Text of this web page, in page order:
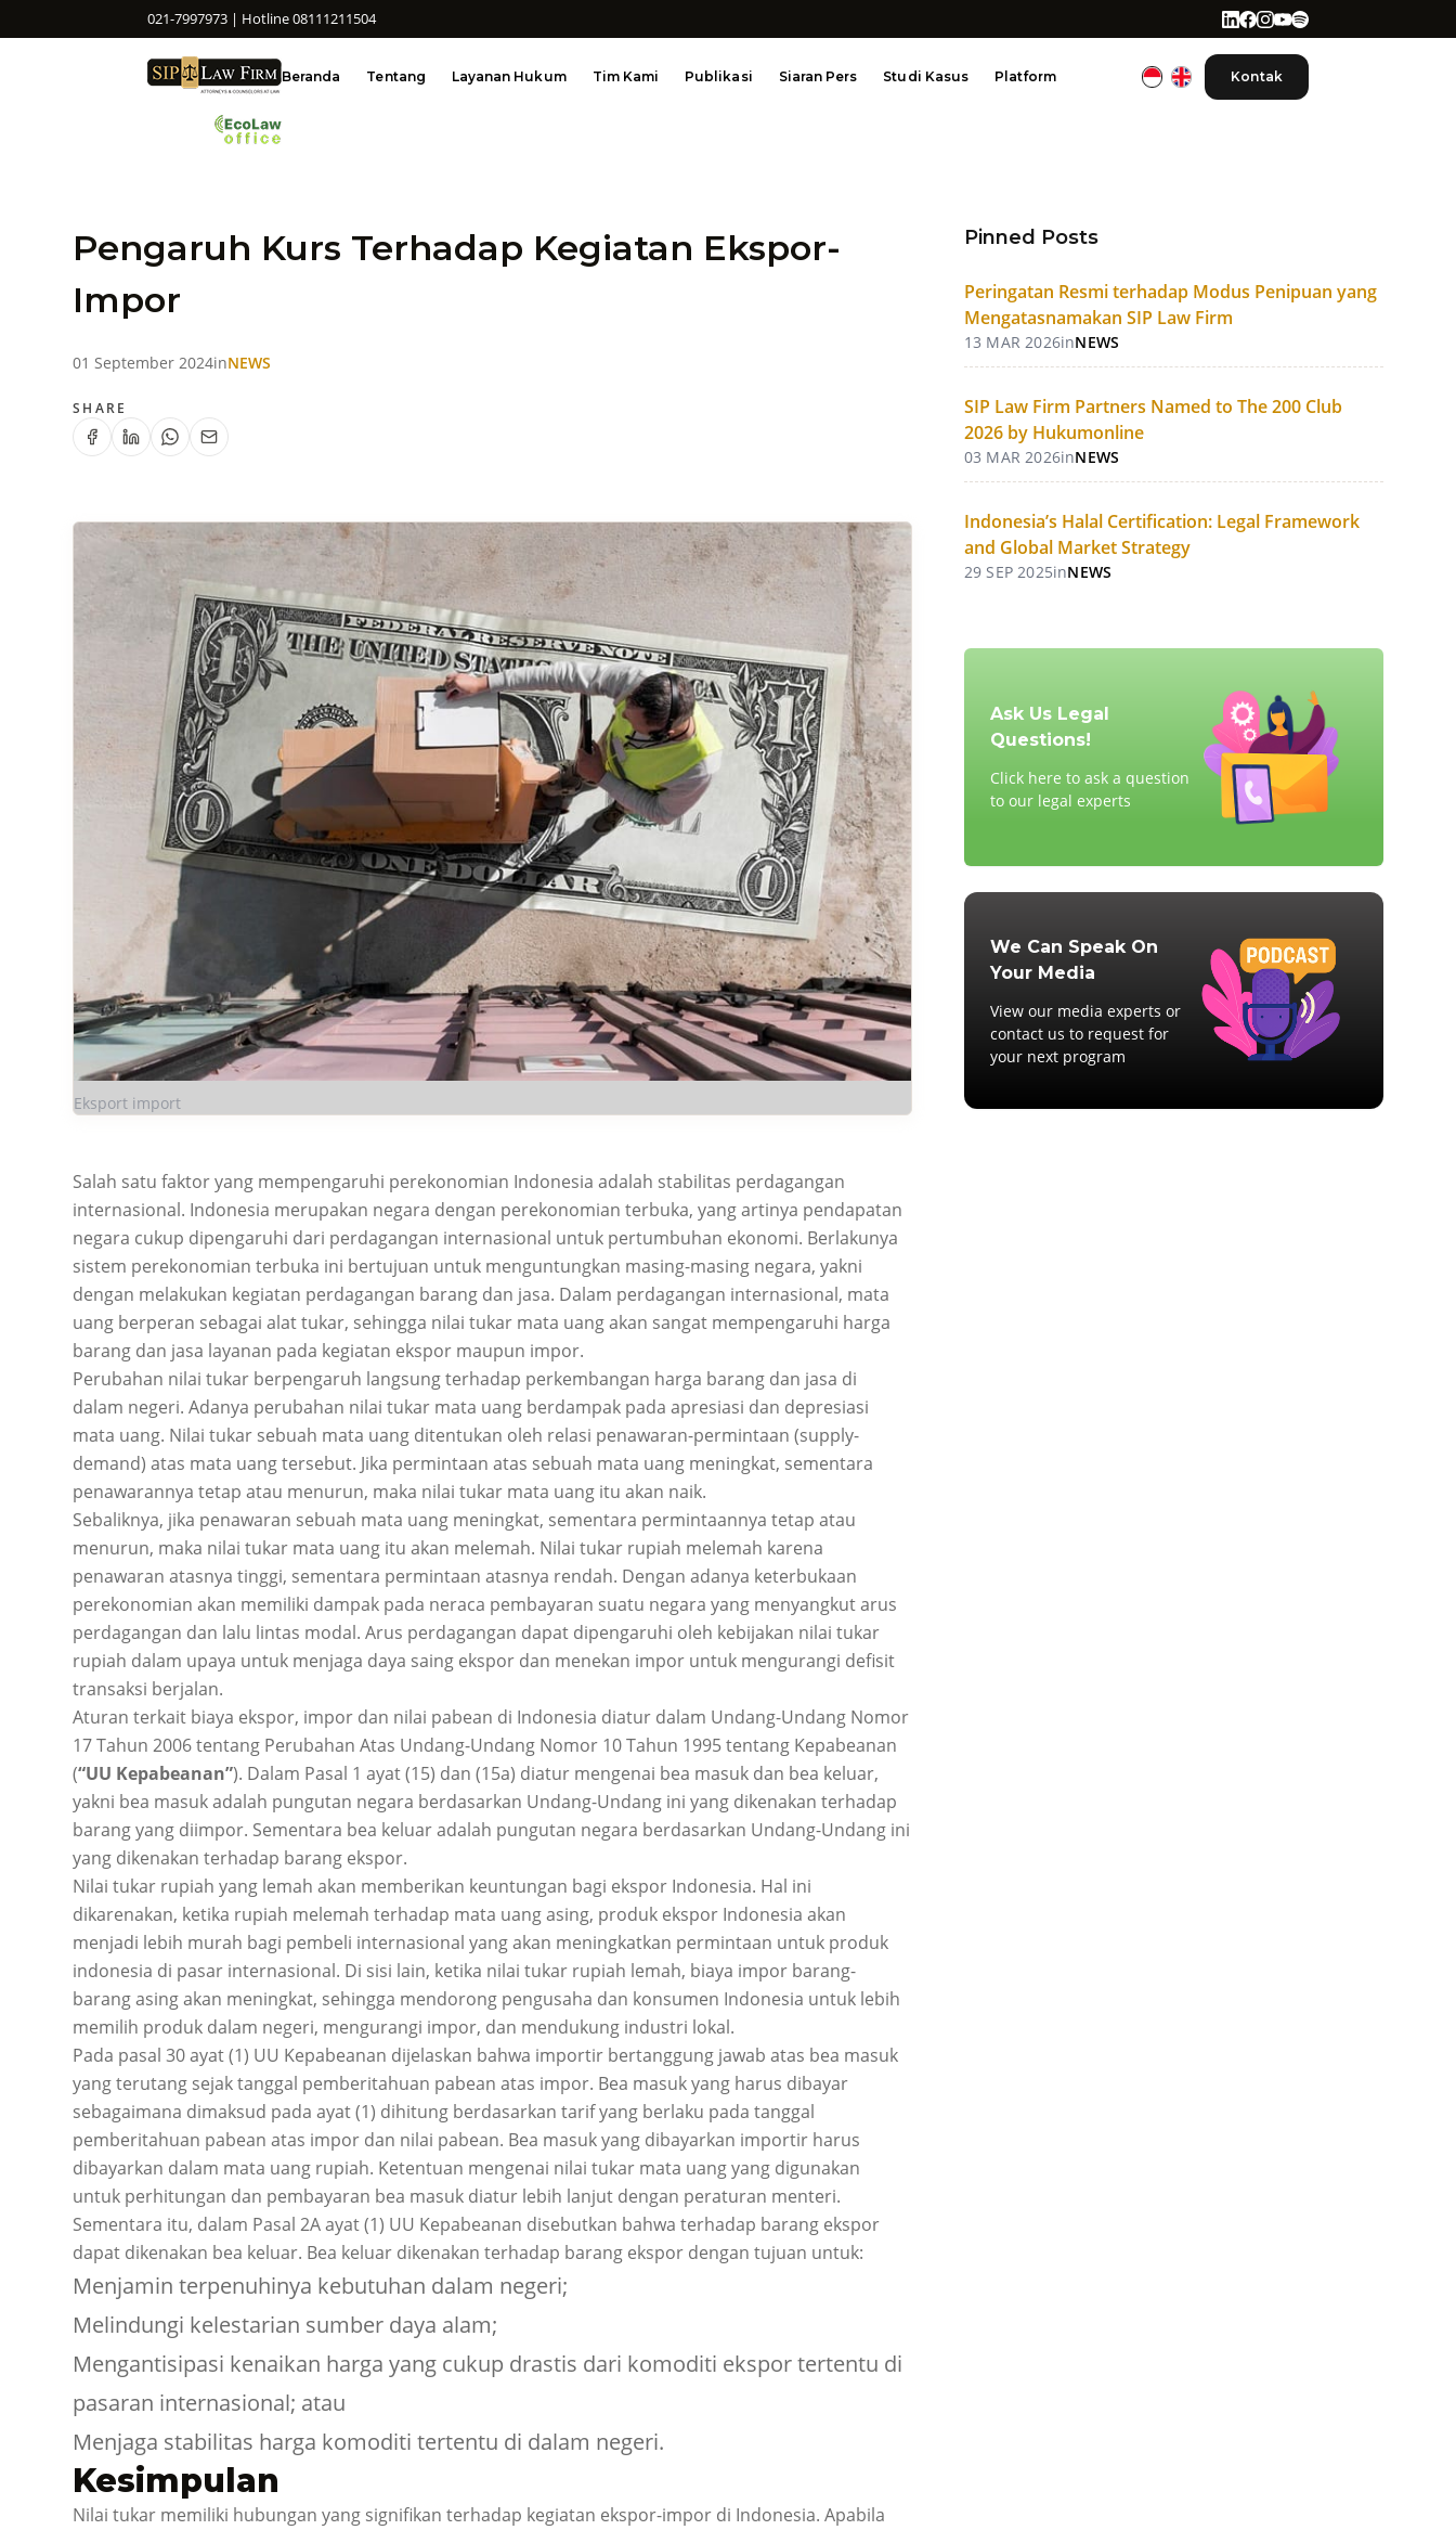
021-7997973 | Hotline 08111211504
Beranda Tentang Layanan Hukum Tim Kami Publikasi Siaran Pers Studi Kasus Platform Kontak
Pengaruh Kurs Terhadap Kegiatan Ekspor-
Impor
01 September 2024inNEWS
SHARE
Eksport import
Salah satu faktor yang mempengaruhi perekonomian Indonesia adalah stabilitas perdagangan
internasional. Indonesia merupakan negara dengan perekonomian terbuka, yang artinya pendapatan
negara cukup dipengaruhi dari perdagangan internasional untuk pertumbuhan ekonomi. Berlakunya
sistem perekonomian terbuka ini bertujuan untuk menguntungkan masing-masing negara, yakni
dengan melakukan kegiatan perdagangan barang dan jasa. Dalam perdagangan internasional, mata
uang berperan sebagai alat tukar, sehingga nilai tukar mata uang akan sangat mempengaruhi harga
barang dan jasa layanan pada kegiatan ekspor maupun impor.
Perubahan nilai tukar berpengaruh langsung terhadap perkembangan harga barang dan jasa di
dalam negeri. Adanya perubahan nilai tukar mata uang berdampak pada apresiasi dan depresiasi
mata uang. Nilai tukar sebuah mata uang ditentukan oleh relasi penawaran-permintaan (supply-
demand) atas mata uang tersebut. Jika permintaan atas sebuah mata uang meningkat, sementara
penawarannya tetap atau menurun, maka nilai tukar mata uang itu akan naik.
Sebaliknya, jika penawaran sebuah mata uang meningkat, sementara permintaannya tetap atau
menurun, maka nilai tukar mata uang itu akan melemah. Nilai tukar rupiah melemah karena
penawaran atasnya tinggi, sementara permintaan atasnya rendah. Dengan adanya keterbukaan
perekonomian akan memiliki dampak pada neraca pembayaran suatu negara yang menyangkut arus
perdagangan dan lalu lintas modal. Arus perdagangan dapat dipengaruhi oleh kebijakan nilai tukar
rupiah dalam upaya untuk menjaga daya saing ekspor dan menekan impor untuk mengurangi defisit
transaksi berjalan.
Aturan terkait biaya ekspor, impor dan nilai pabean di Indonesia diatur dalam Undang-Undang Nomor
17 Tahun 2006 tentang Perubahan Atas Undang-Undang Nomor 10 Tahun 1995 tentang Kepabeanan
(“UU Kepabeanan”). Dalam Pasal 1 ayat (15) dan (15a) diatur mengenai bea masuk dan bea keluar,
yakni bea masuk adalah pungutan negara berdasarkan Undang-Undang ini yang dikenakan terhadap
barang yang diimpor. Sementara bea keluar adalah pungutan negara berdasarkan Undang-Undang ini
yang dikenakan terhadap barang ekspor.
Nilai tukar rupiah yang lemah akan memberikan keuntungan bagi ekspor Indonesia. Hal ini
dikarenakan, ketika rupiah melemah terhadap mata uang asing, produk ekspor Indonesia akan
menjadi lebih murah bagi pembeli internasional yang akan meningkatkan permintaan untuk produk
indonesia di pasar internasional. Di sisi lain, ketika nilai tukar rupiah lemah, biaya impor barang-
barang asing akan meningkat, sehingga mendorong pengusaha dan konsumen Indonesia untuk lebih
memilih produk dalam negeri, mengurangi impor, dan mendukung industri lokal.
Pada pasal 30 ayat (1) UU Kepabeanan dijelaskan bahwa importir bertanggung jawab atas bea masuk
yang terutang sejak tanggal pemberitahuan pabean atas impor. Bea masuk yang harus dibayar
sebagaimana dimaksud pada ayat (1) dihitung berdasarkan tarif yang berlaku pada tanggal
pemberitahuan pabean atas impor dan nilai pabean. Bea masuk yang dibayarkan importir harus
dibayarkan dalam mata uang rupiah. Ketentuan mengenai nilai tukar mata uang yang digunakan
untuk perhitungan dan pembayaran bea masuk diatur lebih lanjut dengan peraturan menteri.
Sementara itu, dalam Pasal 2A ayat (1) UU Kepabeanan disebutkan bahwa terhadap barang ekspor
dapat dikenakan bea keluar. Bea keluar dikenakan terhadap barang ekspor dengan tujuan untuk:
Menjamin terpenuhinya kebutuhan dalam negeri;
Melindungi kelestarian sumber daya alam;
Mengantisipasi kenaikan harga yang cukup drastis dari komoditi ekspor tertentu di
pasaran internasional; atau
Menjaga stabilitas harga komoditi tertentu di dalam negeri.
Kesimpulan
Nilai tukar memiliki hubungan yang signifikan terhadap kegiatan ekspor-impor di Indonesia. Apabila
Pinned Posts
Peringatan Resmi terhadap Modus Penipuan yang
Mengatasnamakan SIP Law Firm
13 MAR 2026inNEWS
SIP Law Firm Partners Named to The 200 Club
2026 by Hukumonline
03 MAR 2026inNEWS
Indonesia’s Halal Certification: Legal Framework
and Global Market Strategy
29 SEP 2025inNEWS
Ask Us Legal
Questions!
Click here to ask a question
to our legal experts
We Can Speak On
Your Media
View our media experts or
contact us to request for
your next program